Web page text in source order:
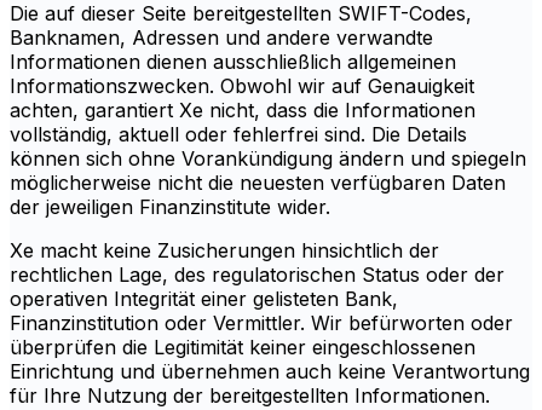
Die auf dieser Seite bereitgestellten SWIFT-Codes,
Banknamen, Adressen und andere verwandte
Informationen dienen ausschließlich allgemeinen
Informationszwecken. Obwohl wir auf Genauigkeit
achten, garantiert Xe nicht, dass die Informationen
vollständig, aktuell oder fehlerfrei sind. Die Details
können sich ohne Vorankündigung ändern und spiegeln
möglicherweise nicht die neuesten verfügbaren Daten
der jeweiligen Finanzinstitute wider.
Xe macht keine Zusicherungen hinsichtlich der
rechtlichen Lage, des regulatorischen Status oder der
operativen Integrität einer gelisteten Bank,
Finanzinstitution oder Vermittler. Wir befürworten oder
überprüfen die Legitimität keiner eingeschlossenen
Einrichtung und übernehmen auch keine Verantwortung
für Ihre Nutzung der bereitgestellten Informationen.